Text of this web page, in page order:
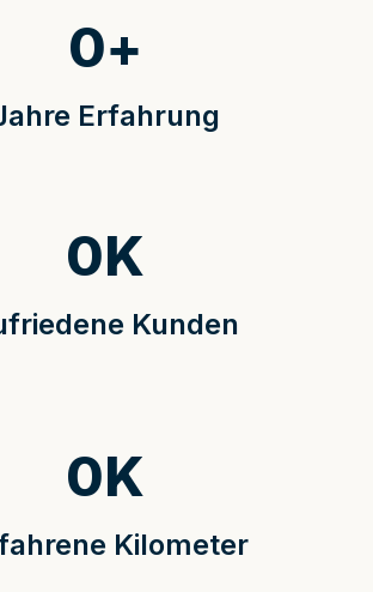
Erfahrung
0+
Kunden
0K
Kilometer
0K